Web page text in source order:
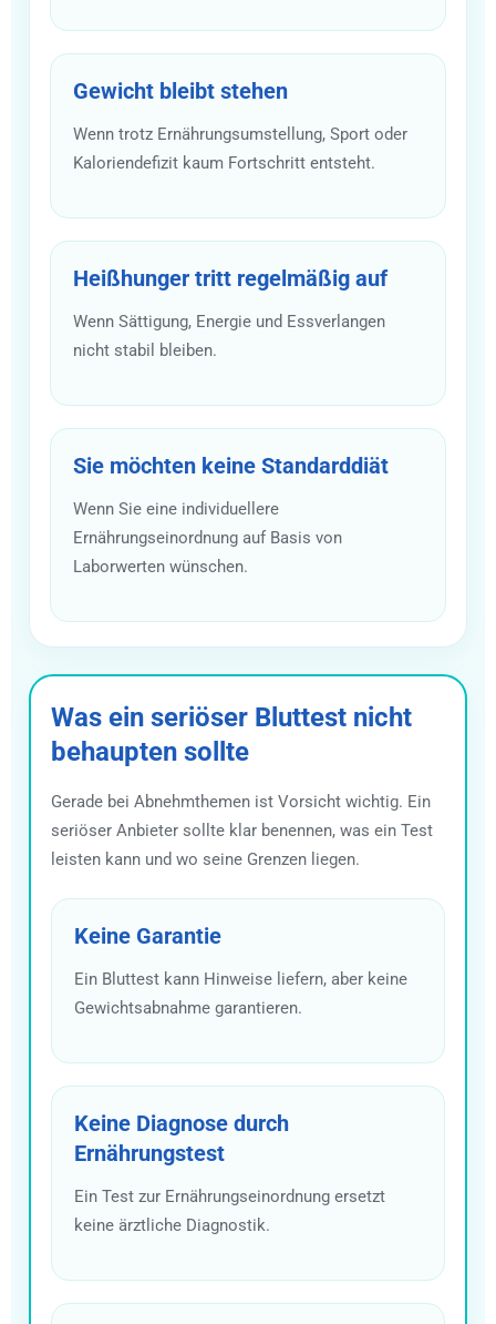
Gewicht bleibt stehen
Wenn trotz Ernährungsumstellung, Sport oder
Kaloriendefizit kaum Fortschritt entsteht.
Heißhunger tritt regelmäßig auf
Wenn Sättigung, Energie und Essverlangen
nicht stabil bleiben.
Sie möchten keine Standarddiät
Wenn Sie eine individuellere
Ernährungseinordnung auf Basis von
Laborwerten wünschen.
Was ein seriöser Bluttest nicht
behaupten sollte
Gerade bei Abnehmthemen ist Vorsicht wichtig. Ein
seriöser Anbieter sollte klar benennen, was ein Test
leisten kann und wo seine Grenzen liegen.
Keine Garantie
Ein Bluttest kann Hinweise liefern, aber keine
Gewichtsabnahme garantieren.
Keine Diagnose durch
Ernährungstest
Ein Test zur Ernährungseinordnung ersetzt
keine ärztliche Diagnostik.